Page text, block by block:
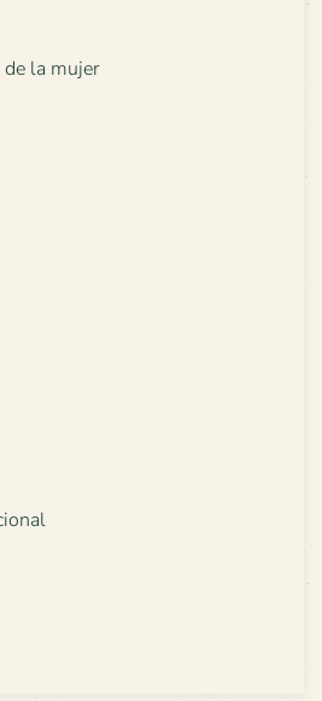
de la mujer